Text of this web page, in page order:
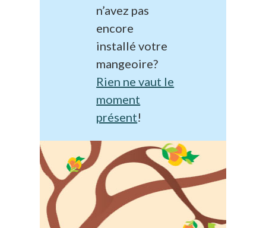
n’avez pas
encore
installé votre
mangeoire?
Rien ne vaut le
moment
présent!